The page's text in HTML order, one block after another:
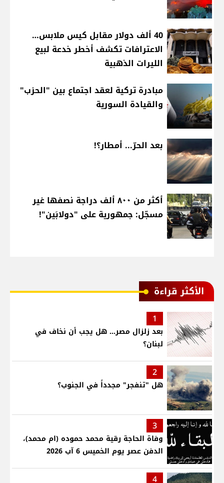
40 ألف دولار مقابل كيس ملابس…
الاعترافات تكشف أخطر خدعة لبيع
الليرات الذهبية
مبادرة تركية لعقد اجتماع بين "الحزب"
والقيادة السورية
بعد الحرّ... أمطار؟!
أكثر من ٨٠٠ ألف دراجة نصفها غير
مسجّل: جمهورية على "دولابَين"!
الأكثر قراءة
1
بعد زلزال مصر... هل يجب أن نخاف في
لبنان؟
2
هل "تنفجر" مجدداً في الجنوب؟
3
وفاة الحاجة رقية محمد حموده (ام محمد)،
الدفن عصر يوم الخميس 6 آب 2026
4